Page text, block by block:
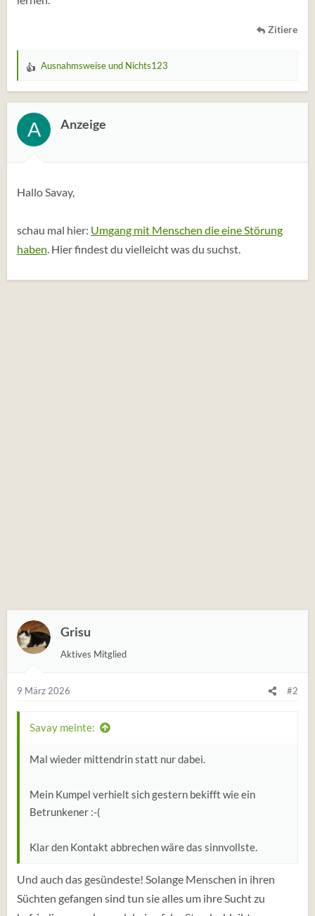
Zitiere
W
r
t
u
n
n
Ausnahmsweiseund Nichts123
A Anzeige
Hallo Savay,
schau mal hier: Umgang mit Menschen die eine Störung
haben. Hier findest du vielleicht was du suchst.
Grisu
Aktives Mitglied
9 März 2026 #2
Savay meinte:
Mal wieder mittendrin statt nur dabei.
Mein Kumpel verhielt sich gestern bekifft wie ein
Betrunkener :-(
Klar den Kontakt abbrechen wäre das sinnvollste.
Und auch das gesündeste! Solange Menschen in ihren
Süchten gefangen sind tun sie alles um ihre Sucht zu